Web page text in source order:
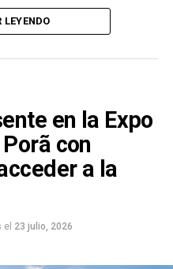
LEYENDO
en la Expo
con
a la
el 23 julio, 2026